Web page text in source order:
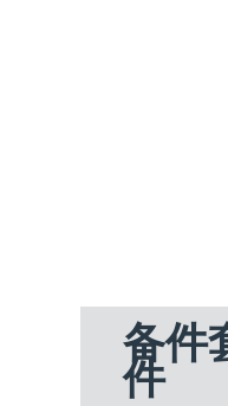
备件
件